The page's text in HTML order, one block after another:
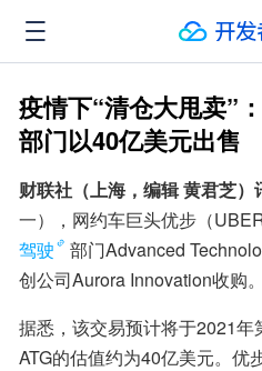
疫情下“清仓大甩卖”
部门以40亿美元出售
财联社（上海，编辑 黄君芝）
一），网约车巨头优步（
驾驶
部门Advanced
创公司Aurora Innovation收购。
据悉，该交易预计将于2021
ATG的估值约为40亿美元。优